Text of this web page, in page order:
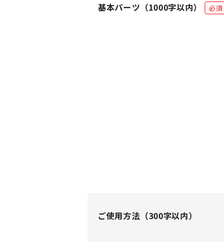
基本パーツ （1000字以内） 必須
ご使用方法 （300字以内）